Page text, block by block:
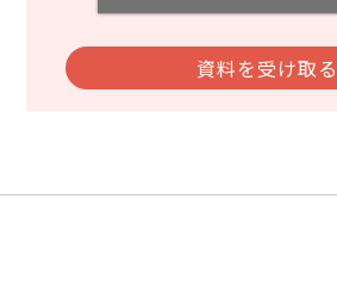
資料を受け取る